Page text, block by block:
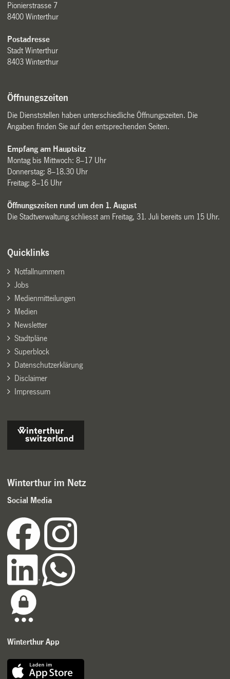
Pionierstrasse 7
8400 Winterthur
Postadresse
Stadt Winterthur
8403 Winterthur
Öffnungszeiten
Die Dienststellen haben unterschiedliche Öffnungszeiten. Die
Angaben finden Sie auf den entsprechenden Seiten.
Empfang am Hauptsitz
Montag bis Mittwoch: 8–17 Uhr
Donnerstag: 8–18.30 Uhr
Freitag: 8–16 Uhr
Öffnungszeiten rund um den 1. August
Die Stadtverwaltung schliesst am Freitag, 31. Juli bereits um 15 Uhr.
Quicklinks
Notfallnummern
Jobs
Medienmitteilungen
Medien
Newsletter
Stadtpläne
Superblock
Datenschutzerklärung
Disclaimer
Impressum
Winterthur im Netz
Social Media
Winterthur App